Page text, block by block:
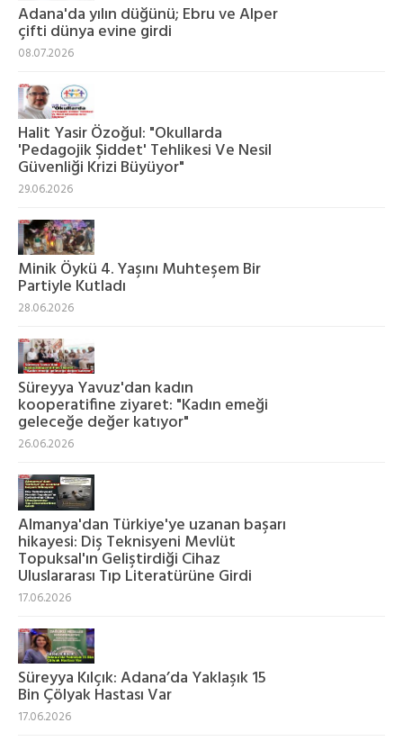
Adana'da yılın düğünü; Ebru ve Alper
çifti dünya evine girdi
08.07.2026
Halit Yasir Özoğul: "Okullarda
'Pedagojik Şiddet' Tehlikesi Ve Nesil
Güvenliği Krizi Büyüyor"
29.06.2026
Minik Öykü 4. Yaşını Muhteşem Bir
Partiyle Kutladı
28.06.2026
Süreyya Yavuz'dan kadın
kooperatifine ziyaret: "Kadın emeği
geleceğe değer katıyor"
26.06.2026
Almanya'dan Türkiye'ye uzanan başarı
hikayesi: Diş Teknisyeni Mevlüt
Topuksal'ın Geliştirdiği Cihaz
Uluslararası Tıp Literatürüne Girdi
17.06.2026
Süreyya Kılçık: Adana’da Yaklaşık 15
Bin Çölyak Hastası Var
17.06.2026